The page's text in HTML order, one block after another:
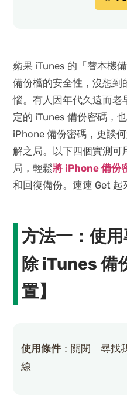
蘋果 iTunes 的「替本機
備份檔的安全性，沒想到
惱。有人因年代久遠而老
定的 iTunes 備份密碼，
iPhone 備份密碼，更談
解之局。以下四個實測可
局，輕鬆將 iPhone 備份
和回復備份。速速 Get 起
方法一：使
除 iTunes 備
置】
使用條件：關閉「尋找
線